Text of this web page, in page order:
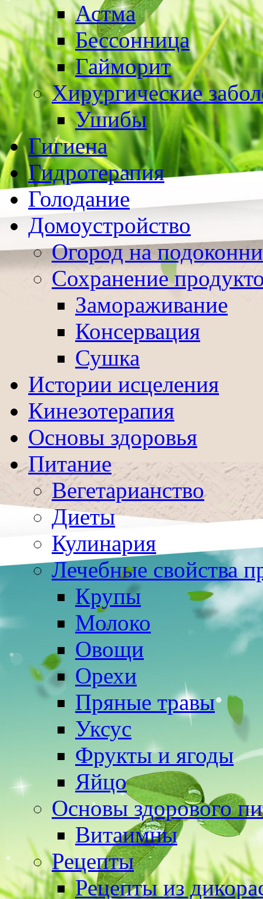
Астма
Бессонница
Гайморит
Хирургические
Ушибы
Гигиена
Гидротерапия
Голодание
Домоустройство
Огород на
Сохранение
Замораживание
Консервация
Сушка
Истории исцеления
Кинезотерапия
Основы здоровья
Питание
Вегетарианство
Диеты
Кулинария
Лечебные свойства
Крупы
Молоко
Овощи
Орехи
Пряные травы
Уксус
Фрукты и ягоды
Яйцо
Основы здорового
Витаимны
Рецепты
Рецепты из